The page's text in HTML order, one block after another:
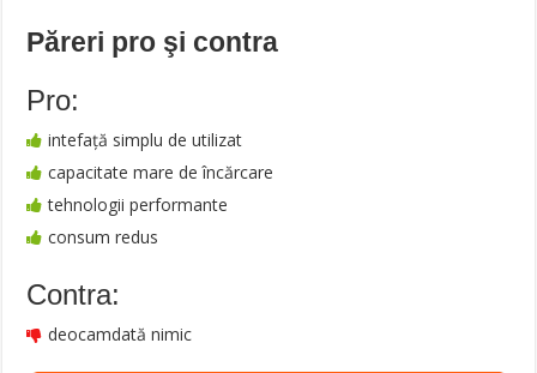
Păreri pro şi contra
Pro:
intefață simplu de utilizat
capacitate mare de încărcare
tehnologii performante
consum redus
Contra:
deocamdată nimic